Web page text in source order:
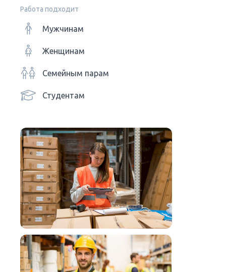
Работа подходит
Мужчинам
Женщинам
Семейным парам
Студентам